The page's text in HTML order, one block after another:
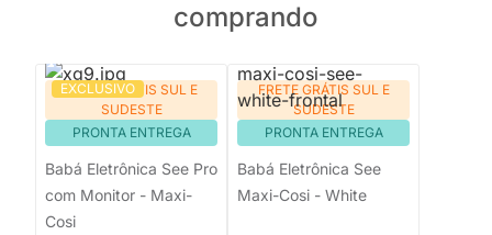
comprando
EXCLUSIVO
FRETE GRÁTIS SUL E
SUDESTE
PRONTA ENTREGA
Babá Eletrônica See Pro
com Monitor - Maxi-
Cosi
FRETE GRÁTIS SUL E
SUDESTE
PRONTA ENTREGA
Babá Eletrônica See
Maxi-Cosi - White